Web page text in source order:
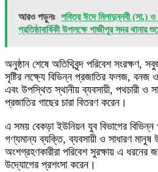
আরও পড়ুনঃ পবিত্র ঈদে মিলাদুন্নবী (সা.)
প্রতিষ্ঠাবার্ষিকী উপলক্ষে গাজীপুর সদর থানার
অনুষ্ঠান শেষে অতিথিবৃন্দ পরিবেশ সংরক্ষণ,
সৃষ্টির লক্ষ্যে বিভিন্ন প্রজাতির ফলজ, বনজ
এবং উপস্থিত স্থানীয় ব্যবসায়ী, পথচারী ও
প্রজাতির গাছের চারা বিতরণ করেন।
এ সময় বেকড়া ইউনিয়ন যুব বিভাগের বিভিন্ন
গণ্যমান্য ব্যক্তি, ব্যবসায়ী ও সাধারণ মানুষ
অংশগ্রহণকারীরা পরিবেশ সুরক্ষায় এ ধরনের
উদ্যোগের প্রশংসা করেন।